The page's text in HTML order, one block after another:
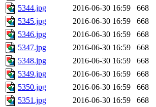
5344.jpg
2016-06-30 16:59
668
5345.jpg
2016-06-30 16:59
668
5346.jpg
2016-06-30 16:59
668
5347.jpg
2016-06-30 16:59
668
5348.jpg
2016-06-30 16:59
668
5349.jpg
2016-06-30 16:59
668
5350.jpg
2016-06-30 16:59
668
5351.jpg
2016-06-30 16:59
668